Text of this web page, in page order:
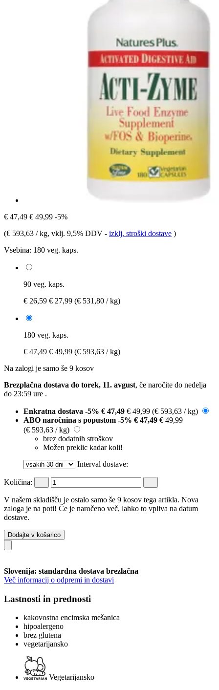
€ 47,49 € 49,99 -5%
(€ 593,63 / kg, vklj. 9,5% DDV - izklj. stroški dostave )
Vsebina: 180 veg. kaps.
90 veg. kaps.
€ 26,59 € 27,99 (€ 531,80 / kg)
180 veg. kaps.
€ 47,49 € 49,99 (€ 593,63 / kg)
Na zalogi je samo še 9 kosov
Brezplačna dostava do torek, 11. avgust, če naročite do nedelja
do 23:59 ure .
Enkratna dostava -5% € 47,49 € 49,99 (€ 593,63 / kg)
ABO naročnina s popustom -5% € 47,49 € 49,99
(€ 593,63 / kg)
brez dodatnih stroškov
Možen preklic kadar koli!
Interval dostave:
Količina:
V našem skladišču je ostalo samo še 9 kosov tega artikla. Nova
zaloga je na poti! Če je naročeno več, lahko to vpliva na datum
dostave.
Dodajte v košarico
Slovenija: standardna dostava brezlačna
Več informacij o odpremi in dostavi
Lastnosti in prednosti
kakovostna encimska mešanica
hipoalergeno
brez glutena
vegetarijansko
Vegetarijansko